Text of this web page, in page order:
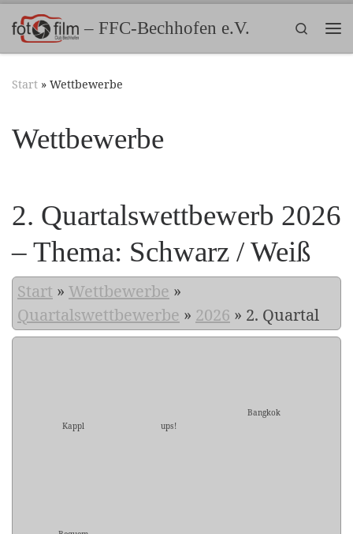
Zum Inhalt springen– FFC-Bechhofen e.V.
Search
Start » Wettbewerbe
Wettbewerbe
2. Quartalswettbewerb 2026
– Thema: Schwarz / Weiß
Start » Wettbewerbe »
Quartalswettbewerbe » 2026 » 2. Quartal
Kappl ups!
Bangkok